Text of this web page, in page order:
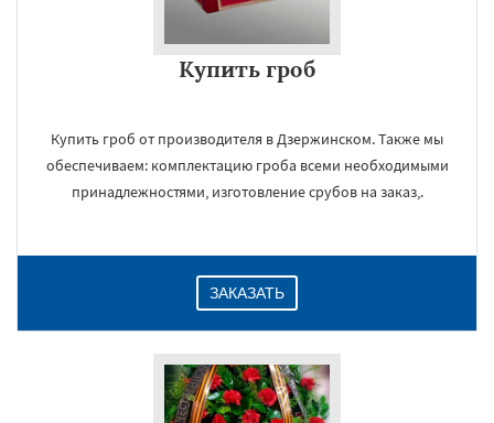
Купить гроб
Купить гроб от производителя в Дзержинском. Также мы
обеспечиваем: комплектацию гроба всеми необходимыми
принадлежностями, изготовление срубов на заказ,.
ЗАКАЗАТЬ